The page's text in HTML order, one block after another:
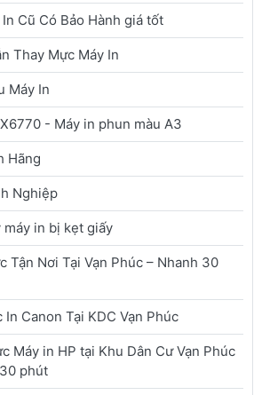
Cũ Có Bảo Hành giá tốt
Thay Mực Máy In
Máy In
- Máy in phun màu A3
Hãng
Nghiệp
máy in bị kẹt giấy
Tận Nơi Tại Vạn Phúc – Nhanh 30
Canon Tại KDC Vạn Phúc
Máy in HP tại Khu Dân Cư Vạn Phúc
phút